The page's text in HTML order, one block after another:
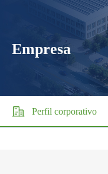
Empresa
Perfil corporativo